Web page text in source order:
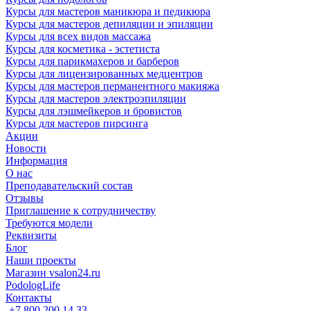
Курсы для мастеров маникюра и педикюра
Курсы для мастеров депиляции и эпиляции
Курсы для всех видов массажа
Курсы для косметика - эстетиста
Курсы для парикмахеров и барберов
Курсы для лицензированных медцентров
Курсы для мастеров перманентного макияжа
Курсы для мастеров электроэпиляции
Курсы для лэшмейкеров и бровистов
Курсы для мастеров пирсинга
Акции
Новости
Информация
О нас
Преподавательский состав
Отзывы
Приглашение к сотрудничеству
Требуются модели
Реквизиты
Блог
Наши проекты
Магазин vsalon24.ru
PodologLife
Контакты